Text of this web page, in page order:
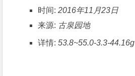
时间: 2016年11月23日
来源: 古泉园地
详情: 53.8~55.0-3.3-44.16g